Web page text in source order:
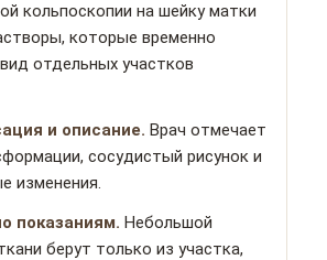
кольпоскопии на шейку матки
которые временно
отдельных участков
и описание. Врач отмечает
сосудистый рисунок и
изменения.
показаниям. Небольшой
берут только из участка,